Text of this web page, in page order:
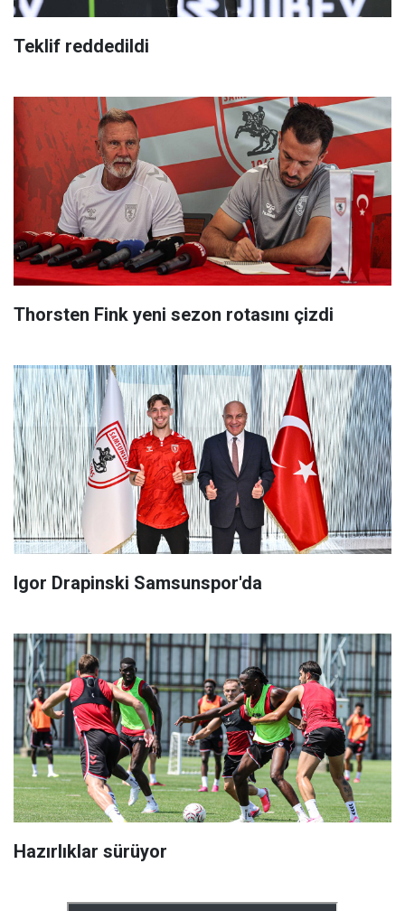
Teklif reddedildi
Thorsten Fink yeni sezon rotasını çizdi
Igor Drapinski Samsunspor'da
Hazırlıklar sürüyor